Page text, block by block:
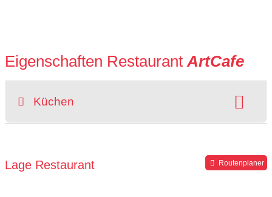
Eigenschaften Restaurant ArtCafe
Küchen
Lage Restaurant Routenplaner